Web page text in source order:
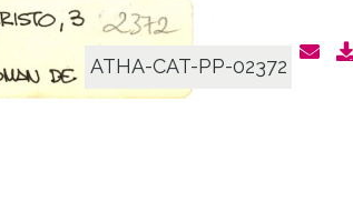
ATHA-CAT-PP-02372